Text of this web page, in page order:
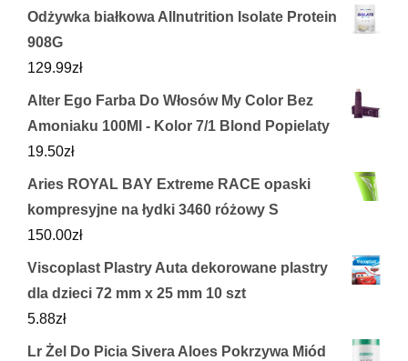
Odżywka białkowa Allnutrition Isolate Protein
908G
129.99zł
Alter Ego Farba Do Włosów My Color Bez
Amoniaku 100Ml - Kolor 7/1 Blond Popielaty
19.50zł
Aries ROYAL BAY Extreme RACE opaski
kompresyjne na łydki 3460 różowy S
150.00zł
Viscoplast Plastry Auta dekorowane plastry
dla dzieci 72 mm x 25 mm 10 szt
5.88zł
Lr Żel Do Picia Sivera Aloes Pokrzywa Miód